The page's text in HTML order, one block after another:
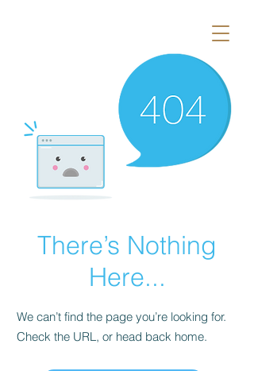
There’s Nothing
Here...
We can’t find the page you’re looking for.
Check the URL, or head back home.